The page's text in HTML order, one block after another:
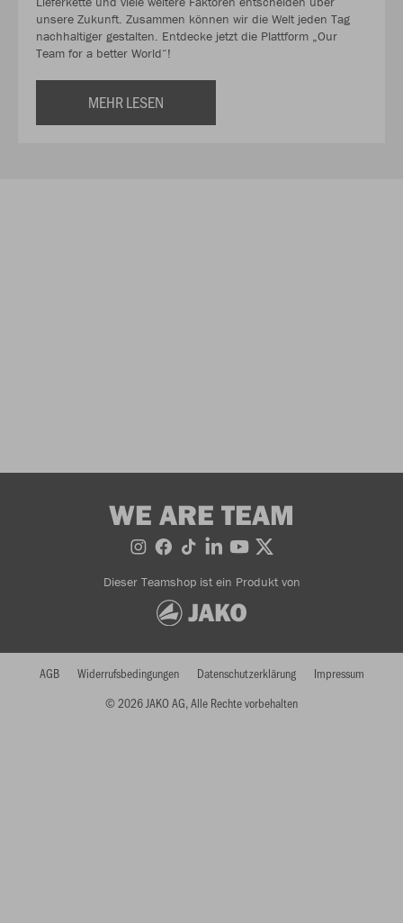
unsere Zukunft. Zusammen können wir die Welt jeden Tag
nachhaltiger gestalten. Entdecke jetzt die Plattform „Our
Team for a better World“!
MEHR LESEN
WE ARE TEAM
Dieser Teamshop ist ein Produkt von
© 2026 JAKO AG, Alle Rechte vorbehalten
AGB Widerrufsbedingungen Datenschutzerklärung Impressum